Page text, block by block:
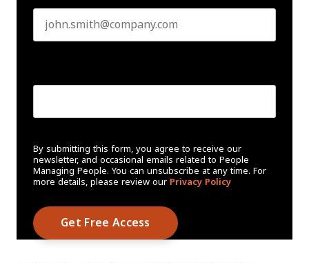
By submitting this form, you agree to receive our
newsletter, and occasional emails related to People
Managing People. You can unsubscribe at any time. For
more details, please review our Privacy Policy